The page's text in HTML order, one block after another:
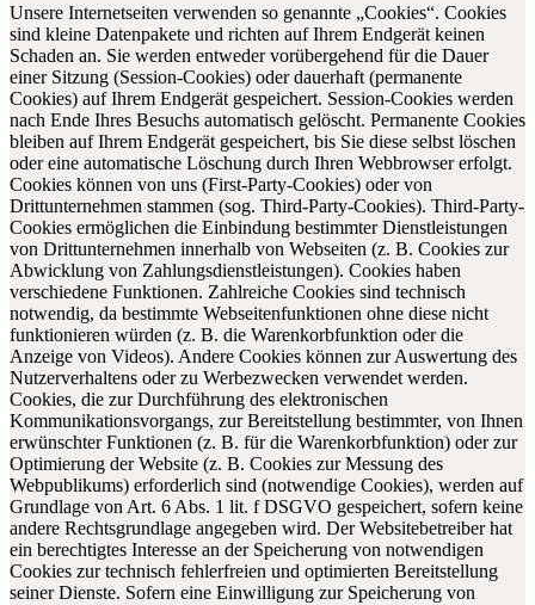
Unsere Internetseiten verwenden so genannte „Cookies“. Cookies
sind kleine Datenpakete und richten auf Ihrem Endgerät keinen
Schaden an. Sie werden entweder vorübergehend für die Dauer
einer Sitzung (Session-Cookies) oder dauerhaft (permanente
Cookies) auf Ihrem Endgerät gespeichert. Session-Cookies werden
nach Ende Ihres Besuchs automatisch gelöscht. Permanente Cookies
bleiben auf Ihrem Endgerät gespeichert, bis Sie diese selbst löschen
oder eine automatische Löschung durch Ihren Webbrowser erfolgt.
Cookies können von uns (First-Party-Cookies) oder von
Drittunternehmen stammen (sog. Third-Party-Cookies). Third-Party-
Cookies ermöglichen die Einbindung bestimmter Dienstleistungen
von Drittunternehmen innerhalb von Webseiten (z. B. Cookies zur
Abwicklung von Zahlungsdienstleistungen). Cookies haben
verschiedene Funktionen. Zahlreiche Cookies sind technisch
notwendig, da bestimmte Webseitenfunktionen ohne diese nicht
funktionieren würden (z. B. die Warenkorbfunktion oder die
Anzeige von Videos). Andere Cookies können zur Auswertung des
Nutzerverhaltens oder zu Werbezwecken verwendet werden.
Cookies, die zur Durchführung des elektronischen
Kommunikationsvorgangs, zur Bereitstellung bestimmter, von Ihnen
erwünschter Funktionen (z. B. für die Warenkorbfunktion) oder zur
Optimierung der Website (z. B. Cookies zur Messung des
Webpublikums) erforderlich sind (notwendige Cookies), werden auf
Grundlage von Art. 6 Abs. 1 lit. f DSGVO gespeichert, sofern keine
andere Rechtsgrundlage angegeben wird. Der Websitebetreiber hat
ein berechtigtes Interesse an der Speicherung von notwendigen
Cookies zur technisch fehlerfreien und optimierten Bereitstellung
seiner Dienste. Sofern eine Einwilligung zur Speicherung von